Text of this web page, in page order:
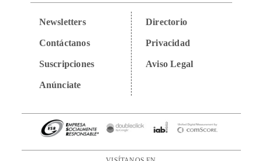
Newsletters
Contáctanos
Suscripciones
Anúnciate
Directorio
Privacidad
Aviso Legal